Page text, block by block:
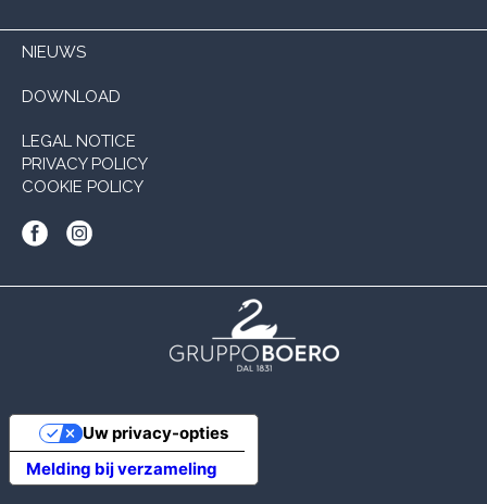
NIEUWS
DOWNLOAD
LEGAL NOTICE
PRIVACY POLICY
COOKIE POLICY
Melding bij verzameling
Uw privacy-opties